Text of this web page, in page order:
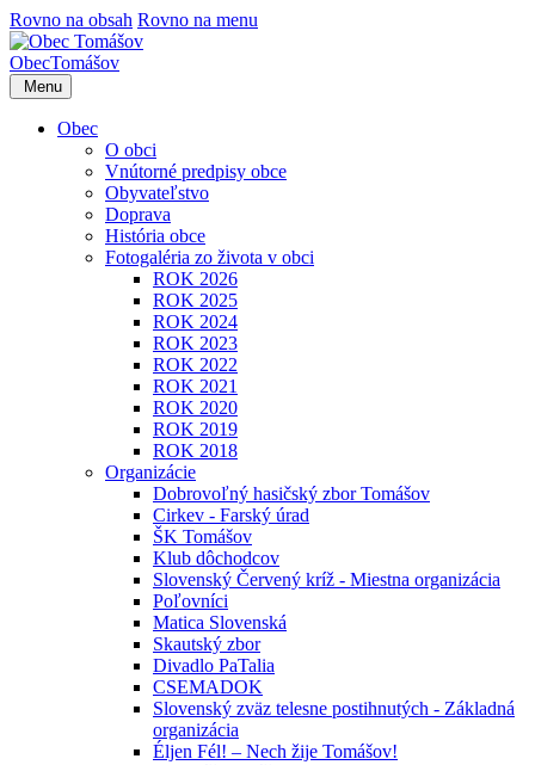
Rovno na obsah Rovno na menu
ObecTomášov
Menu
Obec
O obci
Vnútorné predpisy obce
Obyvateľstvo
Doprava
História obce
Fotogaléria zo života v obci
ROK 2026
ROK 2025
ROK 2024
ROK 2023
ROK 2022
ROK 2021
ROK 2020
ROK 2019
ROK 2018
Organizácie
Dobrovoľný hasičský zbor Tomášov
Cirkev - Farský úrad
ŠK Tomášov
Klub dôchodcov
Slovenský Červený kríž - Miestna organizácia
Poľovníci
Matica Slovenská
Skautský zbor
Divadlo PaTalia
CSEMADOK
Slovenský zväz telesne postihnutých - Základná
organizácia
Éljen Fél! – Nech žije Tomášov!